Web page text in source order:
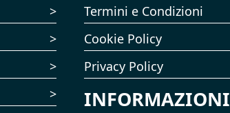
Termini e Condizioni
Cookie Policy
Privacy Policy
INFORMAZIONI